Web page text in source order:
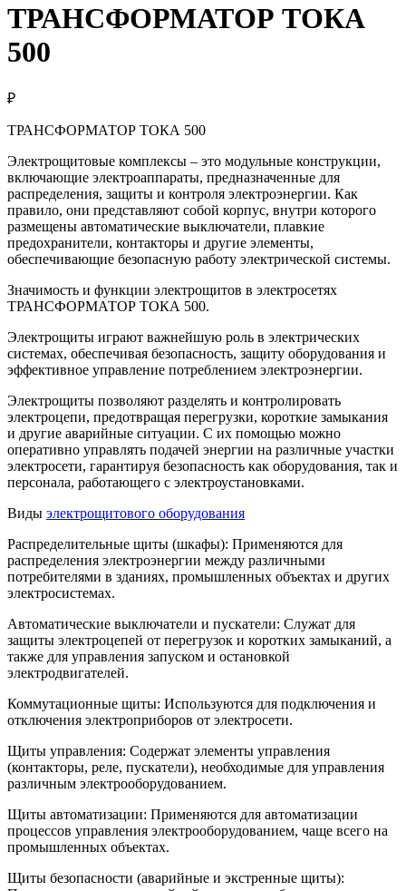
ТРАНСФОРМАТОР ТОКА
500
₽
ТРАНСФОРМАТОР ТОКА 500
Электрощитовые комплексы – это модульные конструкции,
включающие электроаппараты, предназначенные для
распределения, защиты и контроля электроэнергии. Как
правило, они представляют собой корпус, внутри которого
размещены автоматические выключатели, плавкие
предохранители, контакторы и другие элементы,
обеспечивающие безопасную работу электрической системы.
Значимость и функции электрощитов в электросетях
ТРАНСФОРМАТОР ТОКА 500.
Электрощиты играют важнейшую роль в электрических
системах, обеспечивая безопасность, защиту оборудования и
эффективное управление потреблением электроэнергии.
Электрощиты позволяют разделять и контролировать
электроцепи, предотвращая перегрузки, короткие замыкания
и другие аварийные ситуации. С их помощью можно
оперативно управлять подачей энергии на различные участки
электросети, гарантируя безопасность как оборудования, так и
персонала, работающего с электроустановками.
Виды электрощитового оборудования
Распределительные щиты (шкафы): Применяются для
распределения электроэнергии между различными
потребителями в зданиях, промышленных объектах и других
электросистемах.
Автоматические выключатели и пускатели: Служат для
защиты электроцепей от перегрузок и коротких замыканий, а
также для управления запуском и остановкой
электродвигателей.
Коммутационные щиты: Используются для подключения и
отключения электроприборов от электросети.
Щиты управления: Содержат элементы управления
(контакторы, реле, пускатели), необходимые для управления
различным электрооборудованием.
Щиты автоматизации: Применяются для автоматизации
процессов управления электрооборудованием, чаще всего на
промышленных объектах.
Щиты безопасности (аварийные и экстренные щиты):